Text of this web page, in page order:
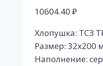
10604.40 ₽
Хлопушка: ТСЗ
Размер: 32х200
Наполнение: